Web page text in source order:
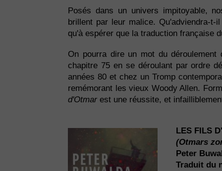
Posés dans un univers impitoyable,
brillent par leur malice. Qu'adviendra-
qu'à espérer que la traduction française
On pourra dire un mot du
chapitre 75 en se déroulant par ordre
années 80 et chez un Tromp
remémorant les vieux Woody Allen.
d'Otmar est une réussite, et
LES FILS
(Otmars
Peter
Traduit du